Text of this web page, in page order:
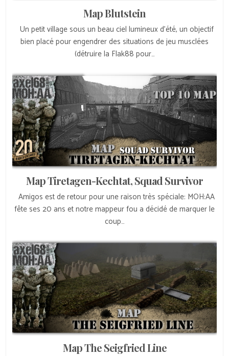
Map Blutstein
Un petit village sous un beau ciel lumineux d’été, un objectif
bien placé pour engendrer des situations de jeu musclées
(détruire la Flak88 pour…
Map Tiretagen-Kechtat, Squad Survivor
Amigos est de retour pour une raison très spéciale: MOH:AA
fête ses 20 ans et notre mappeur fou a décidé de marquer le
coup…
Map The Seigfried Line